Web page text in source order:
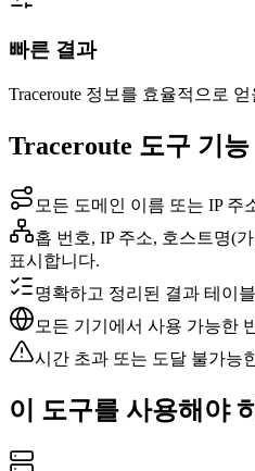
빠른 결과
Traceroute 정보를 효율적으로
Traceroute 도구 기능
모든 도메인 이름 또는 IP 주
홉 번호, IP 주소, 호스트명(
표시합니다.
명확하고 정리된 결과 테이
모든 기기에서 사용 가능한
시간 초과 또는 도달 불가능
이 도구를 사용해야